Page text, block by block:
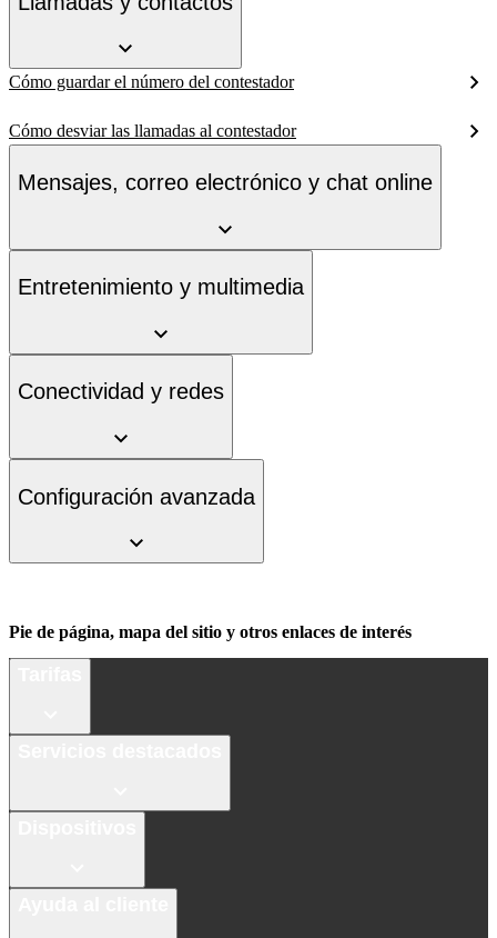
Cómo guardar el número del contestador
Cómo desviar las llamadas al contestador
Mensajes, correo electrónico y chat online
Entretenimiento y multimedia
Conectividad y redes
Configuración avanzada
Pie de página, mapa del sitio y otros enlaces de interés